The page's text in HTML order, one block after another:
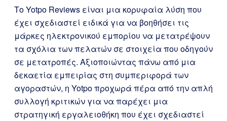
Το Yotpo Reviews είναι μια κορυφαία λύση που
έχει σχεδιαστεί ειδικά για να βοηθήσει τις
μάρκες ηλεκτρονικού εμπορίου να μετατρέψουν
τα σχόλια των πελατών σε στοιχεία που οδηγούν
σε μετατροπές. Αξιοποιώντας πάνω από μια
δεκαετία εμπειρίας στη συμπεριφορά των
αγοραστών, η Yotpo προχωρά πέρα από την απλή
συλλογή κριτικών για να παρέχει μια
στρατηγική εργαλειοθήκη που έχει σχεδιαστεί